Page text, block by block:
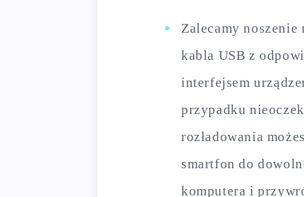
Zalecamy noszenie
kabla USB z
interfejsem
przypadku
rozładowania
smartfon do
komputera i